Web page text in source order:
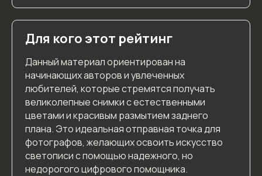
7. Часто задаваемые вопросы (FAQ)
7.1. Какой бюджетный фотоаппарат лучше для
новичка?
7.2.Чем зеркальный фотоаппарат отличается от
дешёвую камеру?
Какой объектив подойдёт к бюджетной
зеркалке?
7.5. Стоит ли покупать фотоаппарат б/у, чтобы
сэкономить?
6.4. Лучшая камера для съёмки детей и животных
Для кого этот рейтинг
Данный материал ориентирован на
начинающих авторов и увлеченных
любителей, которые стремятся получать
великолепные снимки с естественными
цветами и красивым размытием заднего
плана. Это идеальная отправная точка для
фотографов, желающих освоить искусство
светописи с помощью надежного, но
недорогого цифрового помощника.